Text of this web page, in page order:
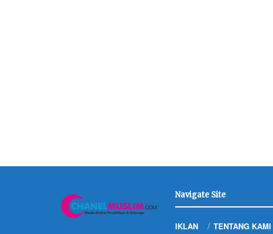
Navigate Site
IKLAN TENTANG KAMI